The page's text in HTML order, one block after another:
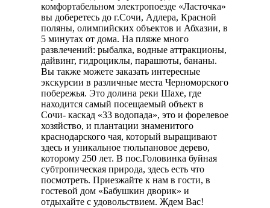
комфортабельном электропоезде «Ласточка»
вы доберетесь до г.Сочи, Адлера, Красной
поляны, олимпийских объектов и Абхазии, в
5 минутах от дома. На пляже много
развлечений: рыбалка, водные аттракционы,
дайвинг, гидроциклы, парашюты, бананы.
Вы также можете заказать интересные
экскурсии в различные места Черноморского
побережья. Это долина реки Шахе, где
находится самый посещаемый объект в
Сочи- каскад «33 водопада», это и форелевое
хозяйство, и плантации знаменитого
краснодарского чая, который выращивают
здесь и уникальное тюльпановое дерево,
которому 250 лет. В пос.Головинка буйная
субтропическая природа, здесь есть что
посмотреть. Приезжайте к нам в гости, в
гостевой дом «Бабушкин дворик» и
отдыхайте с удовольствием. Ждем Вас!